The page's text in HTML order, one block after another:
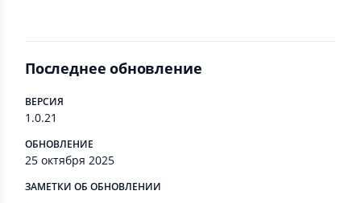
Последнее обновление
ВЕРСИЯ
1.0.21
ОБНОВЛЕНИЕ
25 октября 2025
ЗАМЕТКИ ОБ ОБНОВЛЕНИИ